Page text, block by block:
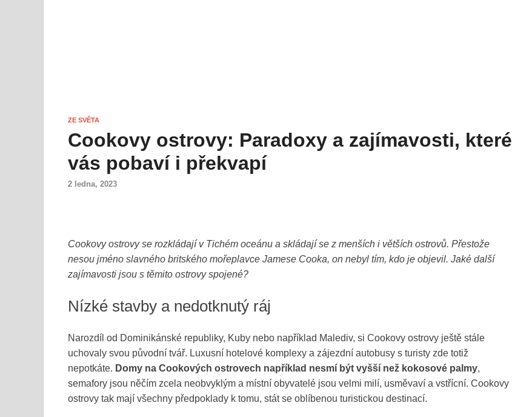
ZE SVĚTA
Cookovy ostrovy: Paradoxy a zajímavosti, které
vás pobaví i překvapí
2 ledna, 2023
Cookovy ostrovy se rozkládají v Tichém oceánu a skládají se z menších i větších ostrovů. Přestože
nesou jméno slavného britského mořeplavce Jamese Cooka, on nebyl tím, kdo je objevil. Jaké další
zajímavosti jsou s těmito ostrovy spojené?
Nízké stavby a nedotknutý ráj
Narozdíl od Dominikánské republiky, Kuby nebo například Malediv, si Cookovy ostrovy ještě stále
uchovaly svou původní tvář. Luxusní hotelové komplexy a zájezdní autobusy s turisty zde totiž
nepotkáte. Domy na Cookových ostrovech například nesmí být vyšší než kokosové palmy,
semafory jsou něčím zcela neobvyklým a místní obyvatelé jsou velmi milí, usměvaví a vstřícní. Cookovy
ostrovy tak mají všechny předpoklady k tomu, stát se oblíbenou turistickou destinací.